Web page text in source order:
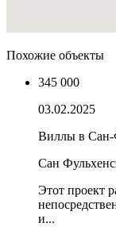
Похожие объекты
345 000
03.02.2025
Виллы в Сан-
Сан
Этот проект
и...